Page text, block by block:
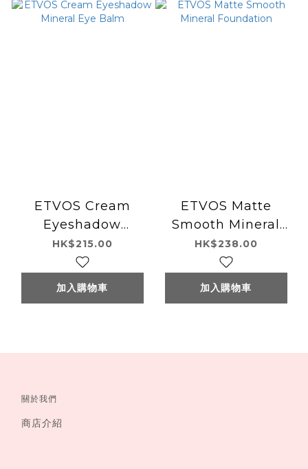
ETVOS Cream
Eyeshadow
Mineral Eye Balm
HK$215.00
加入購物車
ETVOS Matte
Smooth Mineral
Foundation
HK$238.00
加入購物車
關於我們
商店介紹